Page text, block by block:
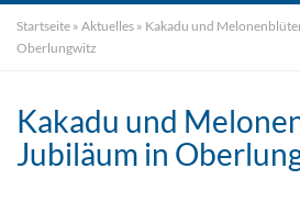
Startseite » Aktuelles » Kakadu und
Oberlungwitz
Kakadu und
Jubiläum in